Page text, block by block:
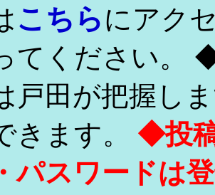
こちらにアク
てください。
戸田が把握し
きます。 ◆投
パスワードは